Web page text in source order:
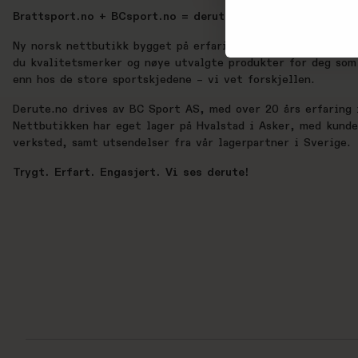
Brattsport.no + BCsport.no = derute.no
Ny norsk nettbutikk bygget på erfaring, lidenskap og ekte
du kvalitetsmerker og nøye utvalgte produkter for deg
enn hos de store sportskjedene – vi vet forskjellen.
Derute.no drives av BC Sport AS, med over 20 års
Nettbutikken har eget lager på Hvalstad i Asker, med
verksted, samt utsendelser fra vår lagerpartner i Sverige.
Trygt. Erfart. Engasjert. Vi ses derute!